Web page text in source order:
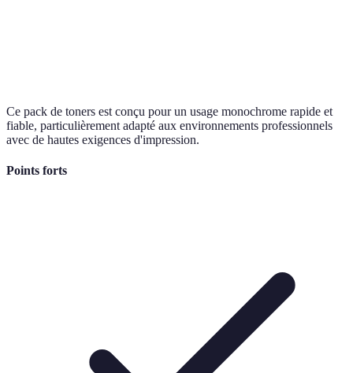
Ce pack de toners est conçu pour un usage monochrome rapide et
fiable, particulièrement adapté aux environnements professionnels
avec de hautes exigences d'impression.
Points forts